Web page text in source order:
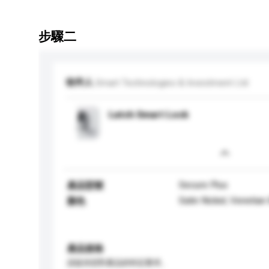
步驟二
收件人 Smart Technologies & Investment Ltd
Latch Smart Lock
產品型號
Secure Plus
顏色
Satin Nickel,
產品規格